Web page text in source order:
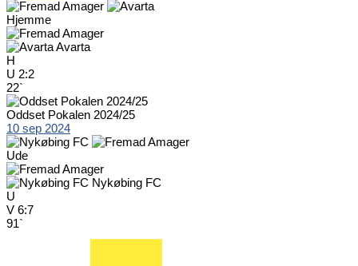
Hjemme
Avarta
H
U 2:2
22`
Oddset Pokalen 2024/25
10 sep 2024
Ude
Nykøbing FC
U
V 6:7
91`